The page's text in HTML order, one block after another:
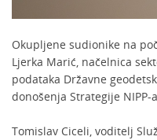
Okupljene sudionike na
Ljerka Marić, načelnica
podataka Državne
donošenja Strategije NIPP-
Tomislav Ciceli, voditelj